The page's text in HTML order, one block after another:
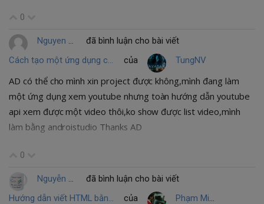
Sau đó mới tới bước setPermissions
0
Nguyen Manh Cuong
đã bình luận cho bài viết
Cách tạo một ứng dụng chạy video trên Android application
của TungNV
AD có thể cho mình xin project được không,mình đang làm
một ứng dụng xem youtube nhưng toàn hướng dẫn youtube
api xem được một video thôi,ko show được list video,mình
làm bằng androistudio Thanks AD
0
Nguyễn Quang Thanh
đã bình luận cho bài viết
Hướng dẫn viết HTML bằng Haml hiệu quả
của Phạm Minh Hướng